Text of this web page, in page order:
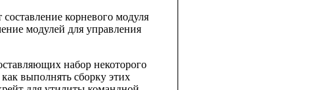
корневого модуля
модулей для управления
набор некоторого
выполнять сборку этих